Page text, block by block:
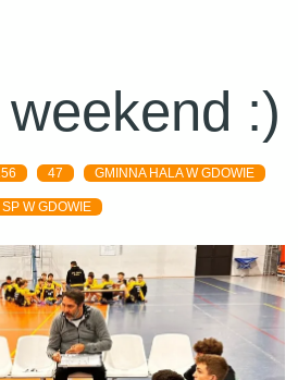
:)
47 GMINNA HALA W GDOWIE
SP W GDOWIE